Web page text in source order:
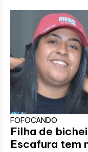
FOFOCANDO
Filha de
Escafura tem